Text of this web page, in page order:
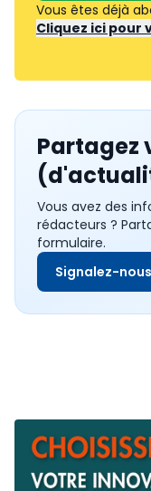
Vous êtes déjà
Cliquez ici pour
Partagez
Vous avez des
rédacteurs ?
formulaire.
Signalez-